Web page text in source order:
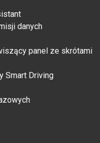
danych
panel ze skrótami
Smart Driving